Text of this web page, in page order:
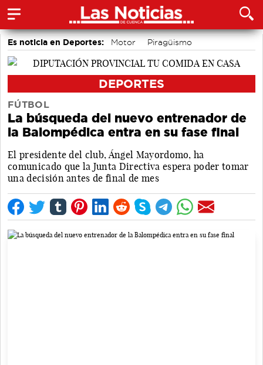
Es noticia en Deportes: Motor
Piragüismo
Bolos conquenses
DEPORTES
FÚTBOL
La búsqueda del nuevo entrenador de
la Balompédica entra en su fase final
El presidente del club, Ángel Mayordomo, ha
comunicado que la Junta Directiva espera poder tomar
una decisión antes de final de mes